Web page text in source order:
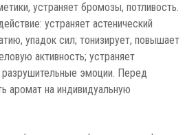
устраняет бромозы, потливость.
устраняет астенический
упадок сил; тонизирует, повышает
активность; устраняет
эмоции. Перед
аромат на индивидуальную